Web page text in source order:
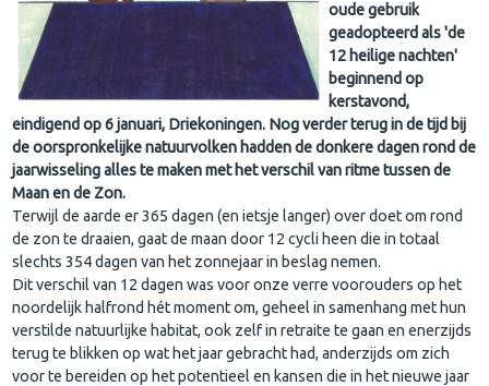
oude gebruik
geadopteerd als 'de
12 heilige nachten'
beginnend op
kerstavond,
eindigend op 6 januari, Driekoningen. Nog verder terug in de tijd bij
de oorspronkelijke natuurvolken hadden de donkere dagenrond de
jaarwisseling alles te maken met het verschil van ritme tussen de
Maan en de Zon.
Terwijl de aarde er 365 dagen (en ietsje langer) over doet om rond
de zon te draaien, gaat de maan door 12 cycli heen die in totaal
slechts 354 dagen van het zonnejaar in beslag nemen.
Dit verschil van 12 dagen was voor onze verre voorouders op het
noordelijk halfrond hét moment om, geheel in samenhang met hun
verstilde natuurlijke habitat, ook zelf in retraite te gaan en enerzijds
terug te blikken op wat het jaar gebracht had, anderzijds om zich
voor te bereiden op het potentieel en kansen die in het nieuwe jaar